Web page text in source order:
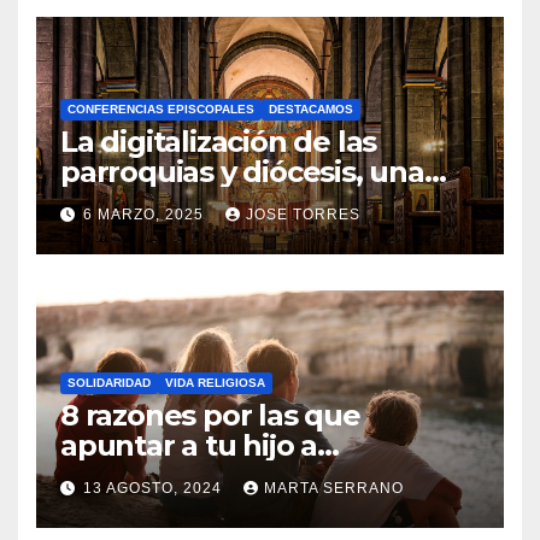
O
H
A
Y
C
O
M
N
T
A
R
I
O
S
CONFERENCIAS EPISCOPALES DESTACAMOS
La digitalización de las
parroquias y diócesis, una
realidad ya para el futuro de
la Iglesia
6 MARZO, 2025 JOSE TORRES
N
O
H
A
Y
SOLIDARIDAD VIDA RELIGIOSA
8 razones por las que
apuntar a tu hijo a
Catequesis
13 AGOSTO, 2024 MARTA SERRANO
N